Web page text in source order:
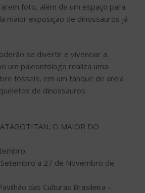
foto, além de um espaço para
maior exposição de dinossauros já
se divertir e vivenciar a
um paleontólogo realiza uma
fósseis, em um tanque de areia
de dinossauros.
O MAIOR DO
a 27 de Novembro de
das Culturas Brasileira –